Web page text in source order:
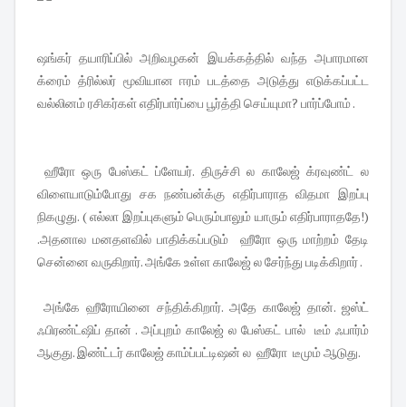
ஷங்கர் தயாரிப்பில் அறிவழகன் இயக்கத்தில் வந்த அபாரமான
க்ரைம் த்ரில்லர் மூவியான ஈரம் படத்தை அடுத்து எடுக்கப்பட்ட
வல்லினம் ரசிகர்கள் எதிர்பார்ப்பை பூர்த்தி செய்யுமா? பார்ப்போம் .
ஹீரோ ஒரு பேஸ்கட் ப்ளேயர். திருச்சி ல காலேஜ் க்ரவுண்ட் ல
விளையாடும்போது சக நண்பன்க்கு எதிர்பாராத விதமா இறப்பு
நிகழுது. ( எல்லா இறப்புகளும் பெரும்பாலும் யாரும் எதிர்பாராததே!)
.அதனால மனதளவில் பாதிக்கப்படும் ஹீரோ ஒரு மாற்றம் தேடி
சென்னை வருகிறார். அங்கே உள்ள காலேஜ் ல சேர்ந்து படிக்கிறார் .
அங்கே ஹீரோயினை சந்திக்கிறார். அதே காலேஜ் தான். ஜஸ்ட்
ஃபிரண்ட்ஷிப் தான் . அப்புறம் காலேஜ் ல பேஸ்கட் பால் டீம் ஃபார்ம்
ஆகுது. இண்ட்டர் காலேஜ் காம்ப்பட்டிஷன் ல ஹீரோ டீமும் ஆடுது.